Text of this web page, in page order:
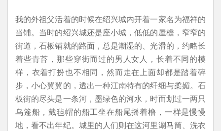
我的外祖父活着的时候在绍兴城内开着一家名为福祥的
当铺。当时的绍兴城还是座小城，低低的屋檐，窄窄的
街道，石板铺就的路面，总是潮湿的、光滑的，约略长
着些青苔，那些穿街而过的男人女人，长着不同的模
样，衣着打扮也不相同，然而走在上面却都是踏着碎
步，小心翼翼的，透出一种江南特有的纤细与柔媚。石
板街的尽头是一条河，墨绿色的河水，时而划过一两只
乌篷船，戴毡帽的船工坐在船尾摇着橹，一样是慢慢
地，看不出年纪。城里的人们则在这河里涮马筒、洗衣